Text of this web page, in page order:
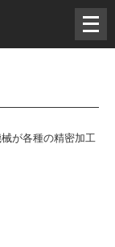
メ
ニ
ュ
開
が各種の精密加工